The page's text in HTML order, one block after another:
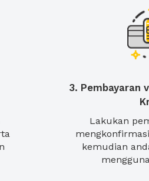
3. Pembayaran
Lakukan
kemudian